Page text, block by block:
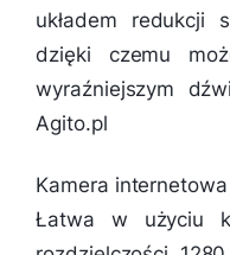
układem redukcji
dzięki czemu
wyraźniejszym
Agito.pl
Kamera
Łatwa w użyciu